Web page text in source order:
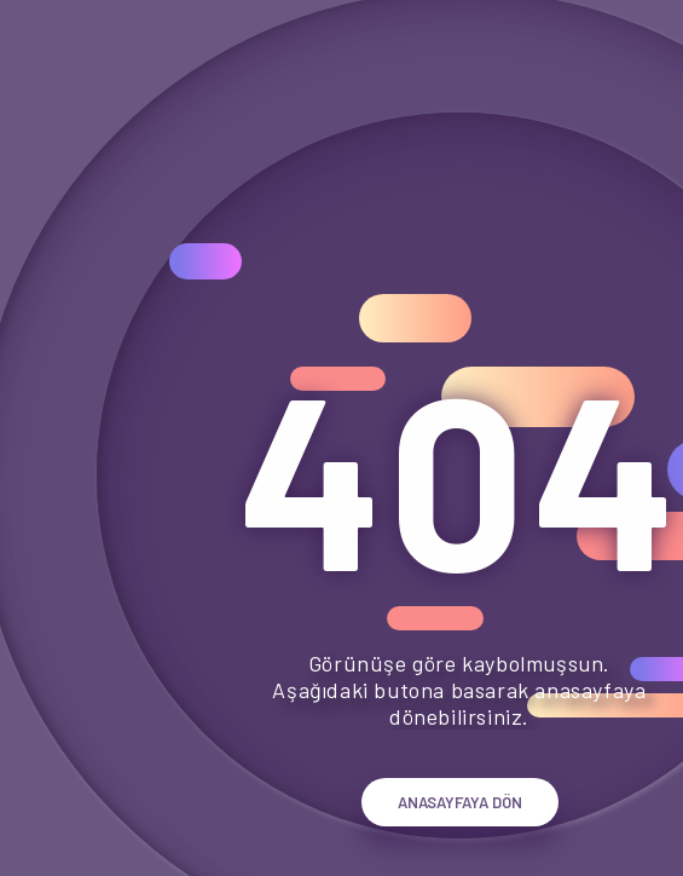
404
404
Görünüşe göre kaybolmuşsun.
Aşağıdaki butona basarak anasayfaya
dönebilirsiniz.
ANASAYFAYA DÖN